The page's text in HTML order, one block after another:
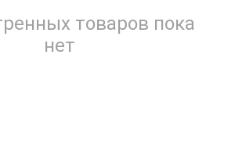
товаров пока
нет